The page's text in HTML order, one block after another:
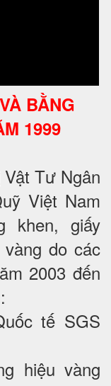
BẰNG
1999
Tư Ngân
Việt Nam
khen, giấy
do các
2003 đến
tế SGS
hiệu vàng